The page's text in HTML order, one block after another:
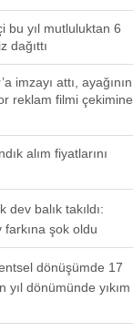
bu yıl mutluluktan 6
dağıttı
imzayı attı, ayağının
reklam filmi çekimine
alım fiyatlarını
dev balık takıldı:
farkına şok oldu
dönüşümde 17
dönümünde yıkım